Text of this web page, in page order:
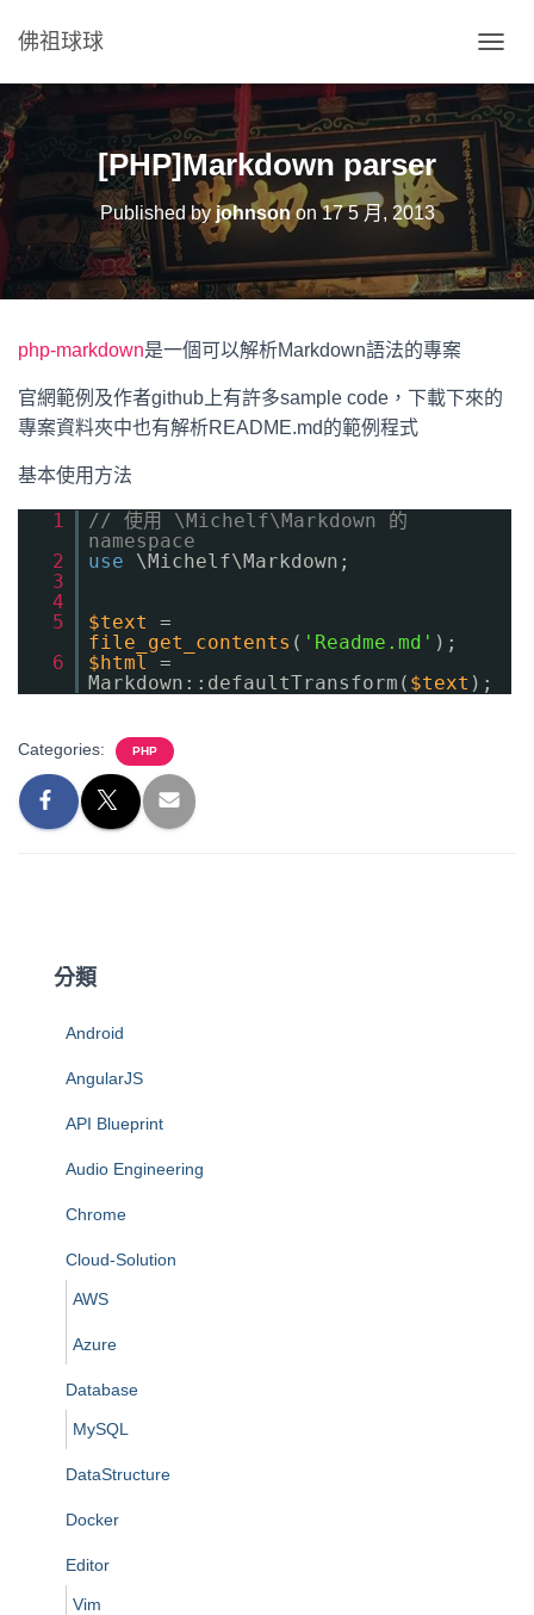
佛祖球球
O
G
G
E
I
G
N
[PHP]Markdown parser
Published by johnsonon17 5 月, 2013
php-markdown是一個可以解析Markdown語法的專案
官網範例及作者github上有許多sample code，下載下來的
專案資料夾中也有解析README.md的範例程式
基本使用方法
1
// 使用 \Michelf\Markdown 的
namespace
2
use
\Michelf\Markdown;
3
4
5
$text
=
file_get_contents ( 'Readme.md' );
6
$html
=
Markdown::defaultTransform( $text );
Categories: PHP
分類
Android
AngularJS
API Blueprint
Audio Engineering
Chrome
Cloud-Solution
AWS
Azure
Database
MySQL
DataStructure
Docker
Editor
Vim